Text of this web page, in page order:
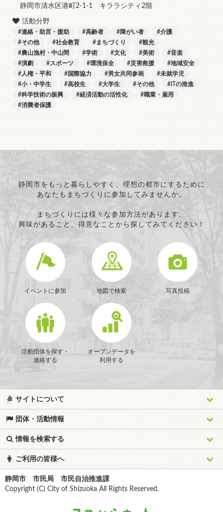
静岡市清水区港町2-1-1 キララシティ2階
活動分野
連絡・助言・援助 高齢者 障がい者
介護
その他
社会教育 まちづくり
観光
農山漁村・中山間
学術 文化 美術
音楽
演劇
スポーツ 環境保全 災害救援
地域安全
人権・平和
国際協力 男女共同参画
未就学児
小・中学生
高校生 大学生 その他
ITの推進
科学技術の振興
経済活動の活性化
職業・雇用
消費者保護
静岡市をもっと暮らしやすく、理想の都市にするために
あなたもまちづくりに参加してみませんか。
まちづくりには様々な参加方法があります。
興味があること、得意なことから探してみてください！
イベントに参加 地図で検索 写真投稿
活動団体を探す・
連絡する
オープンデータを
利用する
サイトについて
団体・活動情報
情報を検索する
ご利用の皆様へ
静岡市 市民局 市民自治推進課
Copyright (C) City of Shizuoka All Rights Reserved.